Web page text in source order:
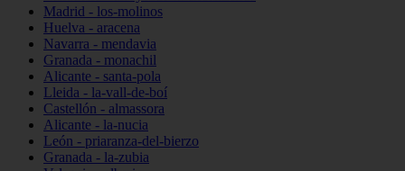
Madrid - los-molinos
Huelva - aracena
Navarra - mendavia
Granada - monachil
Alicante - santa-pola
Lleida - la-vall-de-boí
Castellón - almassora
Alicante - la-nucia
León - priaranza-del-bierzo
Granada - la-zubia